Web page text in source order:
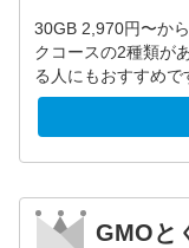
30GB 2,970円〜か
クコースの2種類が
る人にもおすすめで
GMOと